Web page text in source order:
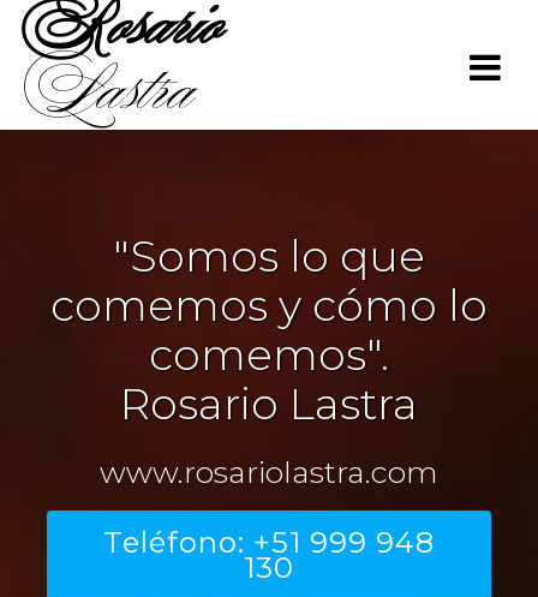
Rosario
Lastra
"Somos lo que
comemos y cómo lo
comemos".
Rosario Lastra
www.rosariolastra.com
Teléfono: +51 999 948
130